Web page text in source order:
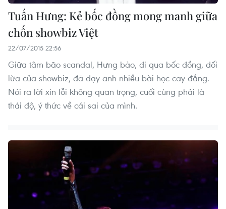
Tuấn Hưng: Kẻ bốc đồng mong manh giữa
chốn showbiz Việt
22/07/2015 22:56
Giữa tâm bão scandal, Hưng bảo, đi qua bốc đồng, dối
lừa của showbiz, đã dạy anh nhiều bài học cay đắng.
Nói ra lời xin lỗi không quan trọng, cuối cùng phải là
thái độ, ý thức về cái sai của mình.